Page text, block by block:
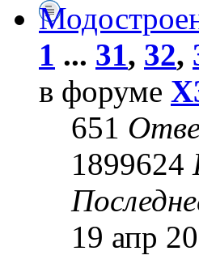
1 ... 31, 32,
в форуме
651
1899624
19 апр